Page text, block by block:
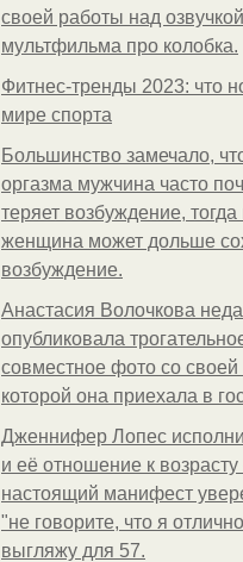
своей работы над озвучкой
мультфильма про колобка.
Фитнес-тренды 2023: что
мире спорта
Большинство замечало,
оргазма мужчина часто
теряет возбуждение, тогда
женщина может дольше
возбуждение.
Анастасия Волочкова
опубликовала
совместное фото со
которой она приехала в
Дженнифер Лопес
и её отношение к возрасту
настоящий манифест
"не говорите, что я отлично
выгляжу для 57.